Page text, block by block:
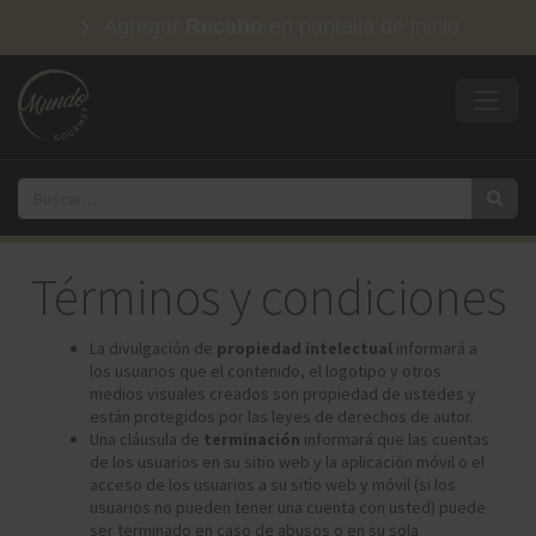
Términos y condiciones
La divulgación de propiedad intelectual informará a
los usuarios que el contenido, el logotipo y otros
medios visuales creados son propiedad de ustedes y
están protegidos por las leyes de derechos de autor.
Una cláusula de terminación informará que las cuentas
de los usuarios en su sitio web y la aplicación móvil o el
acceso de los usuarios a su sitio web y móvil (si los
usuarios no pueden tener una cuenta con usted) puede
ser terminado en caso de abusos o en su sola